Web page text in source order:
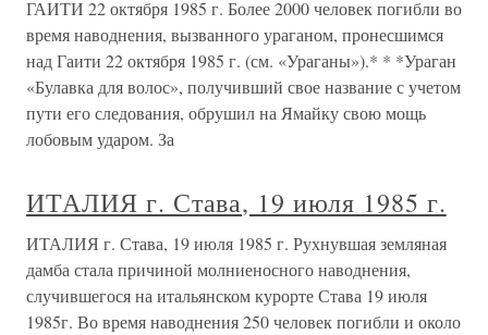
ГАИТИ 22 октября 1985 г. Более 2000 человек погибли во
время наводнения, вызванного ураганом, пронесшимся
над Гаити 22 октября 1985 г. (см. «Ураганы»).* * *Ураган
«Булавка для волос», получивший свое название с учетом
пути его следования, обрушил на Ямайку свою мощь
лобовым ударом. За
ИТАЛИЯ г. Става, 19 июля 1985 г.
ИТАЛИЯ г. Става, 19 июля 1985 г. Рухнувшая земляная
дамба стала причиной молниеносного наводнения,
случившегося на итальянском курорте Става 19 июля
1985г. Во время наводнения 250 человек погибли и около